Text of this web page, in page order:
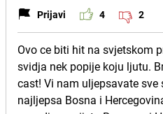
Prijavi 4 2
Ovo ce biti hit na svjetskom
svidja nek popije koju ljutu.
cast! Vi nam uljepsavate sve
najljepsa Bosna i